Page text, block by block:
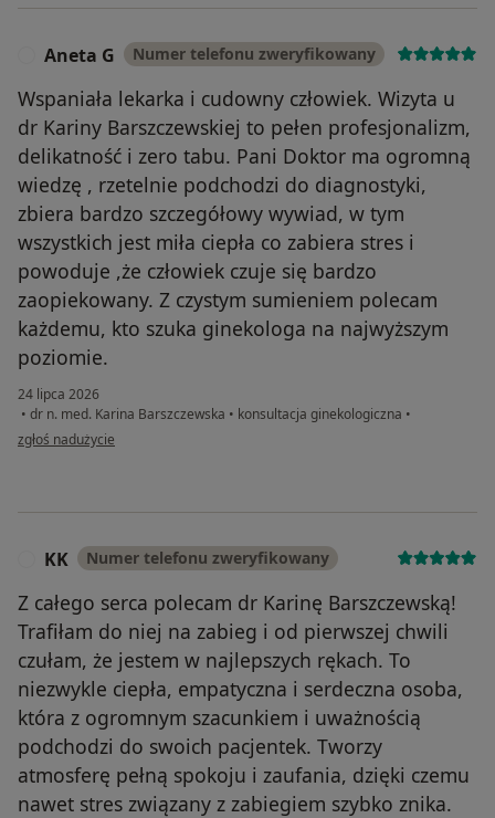
biostymulacyjny i multi/bipolarna radiofrekwencja.
Zadzwoń do nas i zapytaj być może nie umieściliśmy
wszystkiego co Cię interesuje. Zapraszamy na naszą
stronę: https://saskamed.pl/zabiegi/ zadzwoń o
dopytaj +48 517034524; napisz jeśli wolisz
info@saskamed.pl
Aneta G Numer telefonu zweryfikowany
Wspaniała lekarka i cudowny człowiek. Wizyta u
dr Kariny Barszczewskiej to pełen profesjonalizm,
delikatność i zero tabu. Pani Doktor ma ogromną
wiedzę , rzetelnie podchodzi do diagnostyki,
zbiera bardzo szczegółowy wywiad, w tym
wszystkich jest miła ciepła co zabiera stres i
powoduje ,że człowiek czuje się bardzo
zaopiekowany. Z czystym sumieniem polecam
każdemu, kto szuka ginekologa na najwyższym
poziomie.
24 lipca 2026
• dr n. med. Karina Barszczewska • konsultacja ginekologiczna •
w opinii użytkownika Aneta G
zgłoś nadużycie
KK Numer telefonu zweryfikowany
Z całego serca polecam dr Karinę Barszczewską!
Trafiłam do niej na zabieg i od pierwszej chwili
czułam, że jestem w najlepszych rękach. To
niezwykle ciepła, empatyczna i serdeczna osoba,
która z ogromnym szacunkiem i uważnością
podchodzi do swoich pacjentek. Tworzy
atmosferę pełną spokoju i zaufania, dzięki czemu
nawet stres związany z zabiegiem szybko znika.